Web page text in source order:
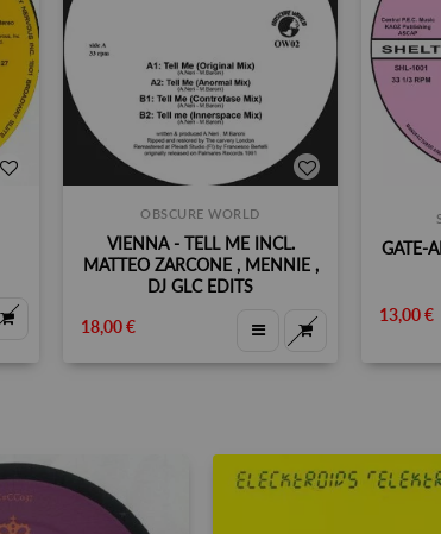
OBSCURE WORLD
VIENNA - TELL ME INCL.
MATTEO ZARCONE , MENNIE ,
DJ GLC EDITS
18,00 €
GATE-
13,00 €